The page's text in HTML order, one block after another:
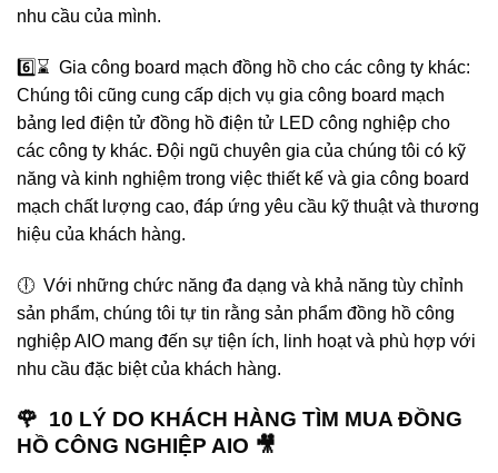
nhu cầu của mình.
6️⃣⌛️ Gia công board mạch đồng hồ cho các công ty khác:
Chúng tôi cũng cung cấp dịch vụ gia công board mạch
bảng led điện tử đồng hồ điện tử LED công nghiệp cho
các công ty khác. Đội ngũ chuyên gia của chúng tôi có kỹ
năng và kinh nghiệm trong việc thiết kế và gia công board
mạch chất lượng cao, đáp ứng yêu cầu kỹ thuật và thương
hiệu của khách hàng.
🕕 Với những chức năng đa dạng và khả năng tùy chỉnh
sản phẩm, chúng tôi tự tin rằng sản phẩm đồng hồ công
nghiệp AIO mang đến sự tiện ích, linh hoạt và phù hợp với
nhu cầu đặc biệt của khách hàng.
🌹 10 LÝ DO KHÁCH HÀNG TÌM MUA ĐỒNG
HỒ CÔNG NGHIỆP AIO 🎥